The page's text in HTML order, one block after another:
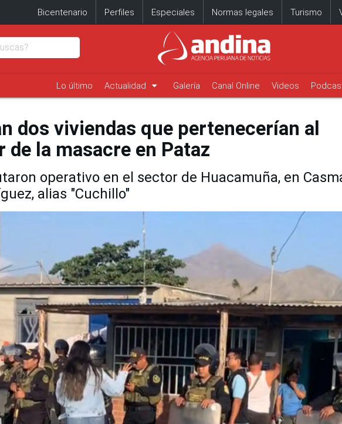
Bicentenario Perfiles Especiales Normas legales Turismo
Lo último Actualidad arrow_drop_down Galería Canal Online Videos
dos viviendas que pertenecerían al
la masacre en Pataz
operativo en el sector de Huacamuña, en
alias "Cuchillo"